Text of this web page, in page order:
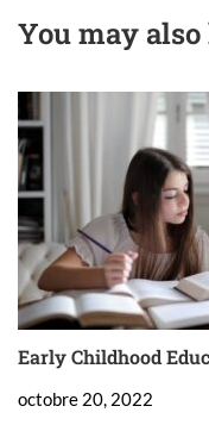
You may
Early Childhood
octobre 20, 2022